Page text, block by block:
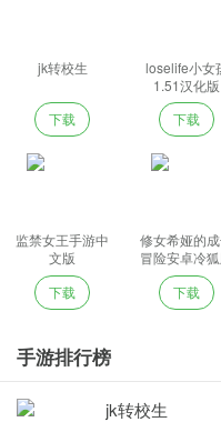
jk转校生
下载
loselife小女
1.51汉化版
下载
监禁女王手游中
文版
下载
修女希娅的
冒险安卓冷
下载
手游排行榜
jk转校生